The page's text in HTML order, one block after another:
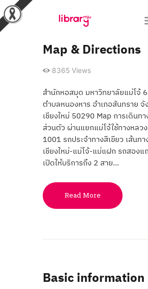
RESEARCH TOOLS &
COLLECTIONS
SERVICES & HELP
ABOUT THE LIBRARY
สายตรงผู้อำนวยการ
Map & Directions
8365 Views
สำนักหอสมุด มหาวิทยาลัยแม่โจ้
ตำบลหนองหาร อำเภอสันทราย จั
เชียงใหม่ 50290 Map การเดินท
ส่วนตัว ผ่านแยกแม่โจ้ใช้ทางหลว
1001 รถประจำทางสีเขียว เส้นทา
เชียงใหม่-แม่โจ้-แม่แฝก รถสองแ
เปิดให้บริการถึง 2 สาย…
Read More
Basic information